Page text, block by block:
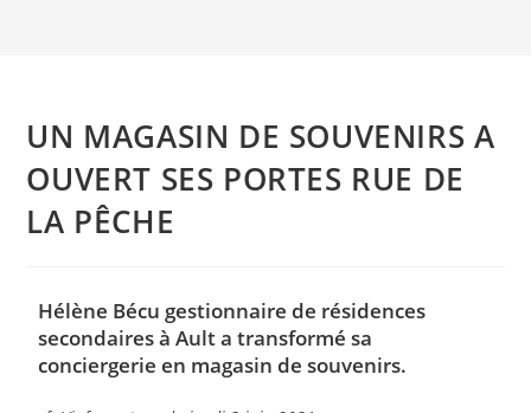
UN MAGASIN DE SOUVENIRS A
OUVERT SES PORTES RUE DE
LA PÊCHE
Hélène Bécu gestionnaire de résidences
secondaires à Ault a transformé sa
conciergerie en magasin de souvenirs.